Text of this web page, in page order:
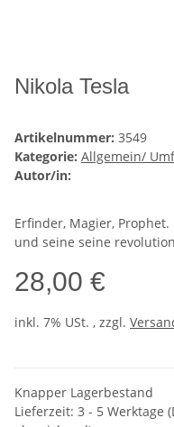
Nikola Tesla
Artikelnummer: 3549
Kategorie: Allgemein/
Autor/in:
Erfinder, Magier,
und seine seine
28,00 €
inkl. 7% USt. , zzgl.
Knapper Lagerbestand
Lieferzeit: 3 - 5 Werktage